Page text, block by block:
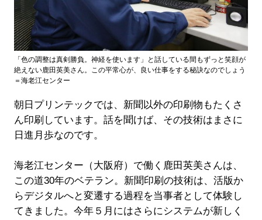
「色の調整は真剣勝負。神経を使います」と話している間もずっと笑顔が
絶えない鹿田英美さん。この平常心が、良い仕事をする秘訣なのでしょう
＝海老江センター
朝日プリンテックでは、新聞以外の印刷物もたくさ
ん印刷しています。話を聞けば、その技術はまさに
日進月歩なのです。
海老江センター（大阪府）で働く鹿田英美さんは、
この道30年のベテラン。新聞印刷の技術は、活版か
らデジタルへと変遷する過程を当事者として体験し
てきました。今年５月にはさらにシステムが新しく